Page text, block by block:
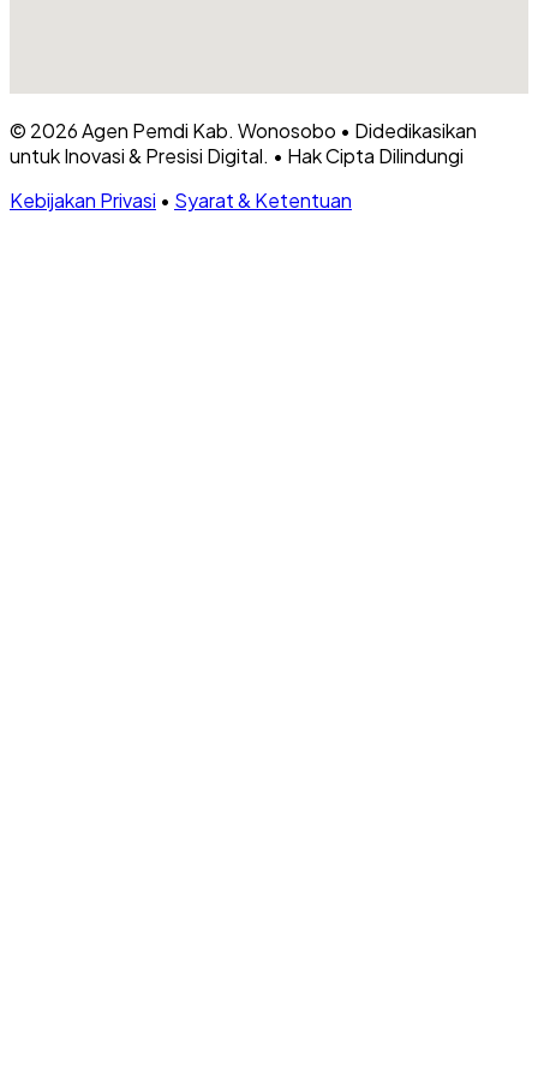
© 2026Agen Pemdi Kab. Wonosobo • Didedikasikan
untuk Inovasi & Presisi Digital. • Hak Cipta Dilindungi
Kebijakan Privasi • Syarat & Ketentuan